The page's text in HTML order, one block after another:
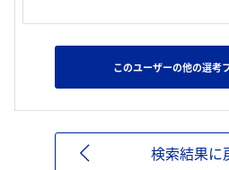
このユーザーの他の選考
検索結果に